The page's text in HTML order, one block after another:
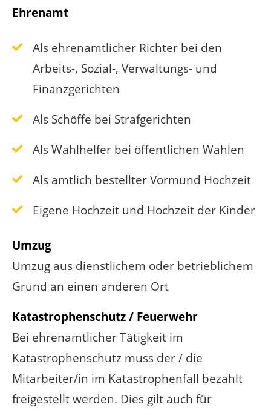
Ehrenamt
Als ehrenamtlicher Richter bei den
Arbeits-, Sozial-, Verwaltungs- und
Finanzgerichten
Als Schöffe bei Strafgerichten
Als Wahlhelfer bei öffentlichen Wahlen
Als amtlich bestellter Vormund Hochzeit
Eigene Hochzeit und Hochzeit der Kinder
Umzug
Umzug aus dienstlichem oder betrieblichem
Grund an einen anderen Ort
Katastrophenschutz / Feuerwehr
Bei ehrenamtlicher Tätigkeit im
Katastrophenschutz muss der / die
Mitarbeiter/in im Katastrophenfall bezahlt
freigestellt werden. Dies gilt auch für